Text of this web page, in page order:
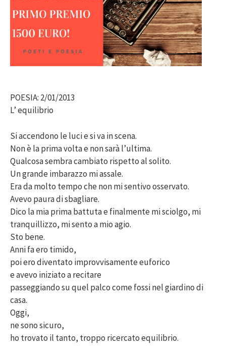
POESIA: 2/01/2013
L’ equilibrio
Si accendono le luci e si va in scena.
Non è la prima volta e non sarà l’ultima.
Qualcosa sembra cambiato rispetto al solito.
Un grande imbarazzo mi assale.
Era da molto tempo che non mi sentivo osservato.
Avevo paura di sbagliare.
Dico la mia prima battuta e finalmente mi sciolgo, mi
tranquillizzo, mi sento a mio agio.
Sto bene.
Anni fa ero timido,
poi ero diventato improvvisamente euforico
e avevo iniziato a recitare
passeggiando su quel palco come fossi nel giardino di
casa.
Oggi,
ne sono sicuro,
ho trovato il tanto, troppo ricercato equilibrio.